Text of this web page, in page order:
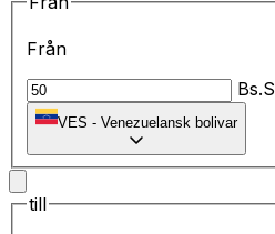
Från
Bs.S
VES - Venezuelansk bolivar
till